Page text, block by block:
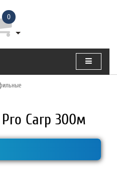
0
Carp 300м